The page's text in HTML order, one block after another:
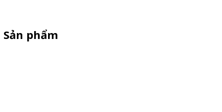
Sản phẩm